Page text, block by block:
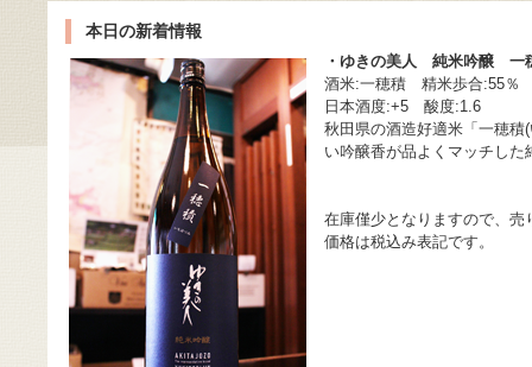
本日の新着情報
・ゆきの美人 純米吟醸 一
酒米:一穂積 精米歩合:55％
日本酒度:+5 酸度:1.6
秋田県の酒造好適米「一穂
い吟醸香が品よくマッチした
在庫僅少となりますので、
価格は税込み表記です。